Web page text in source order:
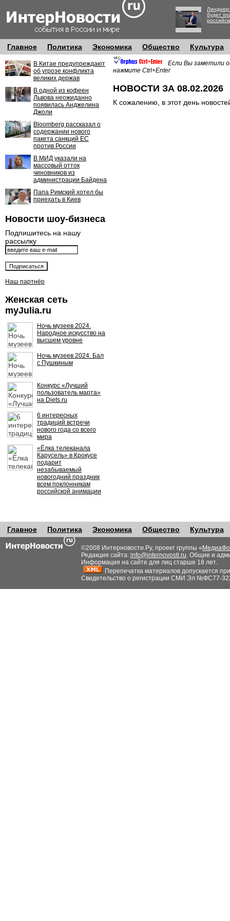
будет
Главное Политика Экономика Общество Культура
В Китае предупреждают
об угрозе конфликта
великих держав
В одной из кофеен
Львова неожиданно
появилась Анджелина
Джоли
Bloomberg рассказал о
содержании нового
пакета санкций ЕС
против России
В МИД указали на
массовый отток
чиновников из
администрации Байдена
Папа Римский хотел бы
приехать в Киев
Новости шоу-бизнеса
Подпишитесь на нашу
рассылку
Наш партнёр
Женская сеть
myJulia.ru
Ночь музеев 2024.
Народное искусство на
высшем уровне
Ночь музеев 2024. Бал
с Пушкиным
Конкурс «Лучший
пользователь марта»
на Diets.ru
6 интересных
традиций встречи
нового года со всего
мира
«Ёлка телеканала
Карусель» в Крокусе
подарит
незабываемый
новогодний праздник
всем поклонникам
российской анимации
Если Вы заметили
нажмите Ctrl+Enter
НОВОСТИ ЗА 08.02.2026
К сожалению, в этот день
Главное Политика Экономика Общество Культура
©2008 Интерновости.Ру, проект группы «
Редакция сайта: info@internovosti.ru. Общие и
Информация на сайте для лиц старше 18 лет.
Перепечатка материалов допускается
Свидетельство о регистрации СМИ Эл №ФС77-